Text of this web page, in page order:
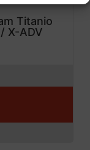
Titanio
X-ADV